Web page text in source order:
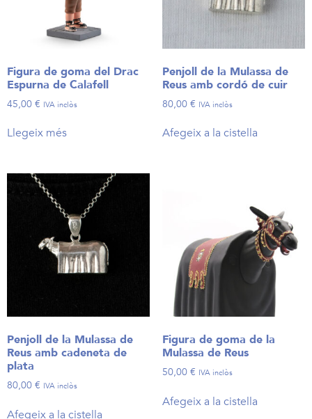
Figura de goma del Drac
Espurna de Calafell
45,00 € IVA inclòs
Llegeix més
Penjoll de la Mulassa de
Reus amb cordó de cuir
80,00 € IVA inclòs
Afegeix a la cistella
Penjoll de la Mulassa de
Reus amb cadeneta de
plata
80,00 € IVA inclòs
Afegeix a la cistella
Figura de goma de la
Mulassa de Reus
50,00 € IVA inclòs
Afegeix a la cistella